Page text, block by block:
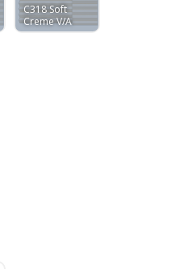
C318 Soft
Creme V/A